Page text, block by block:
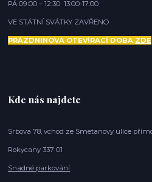
PÁ 09:00 – 12:30 13:00-17:00
VE STÁTNÍ SVÁTKY ZAVŘENO
PRÁZDNINOVÁ OTEVÍRACÍ DOBA ZDE
Kde nás najdete
Srbova 78, vchod ze Smetanovy ulice
Rokycany 337 01
Snadné parkování